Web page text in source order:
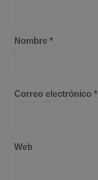
Nombre *
Correo electrónico *
Web